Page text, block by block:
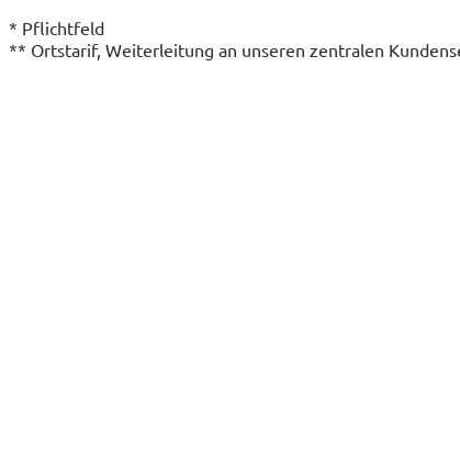
* Pflichtfeld
** Ortstarif, Weiterleitung an unseren zentralen